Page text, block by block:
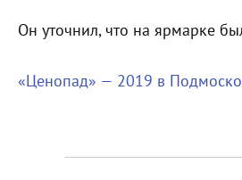
Он уточнил, что на ярмарке
«Ценопад» — 2019 в